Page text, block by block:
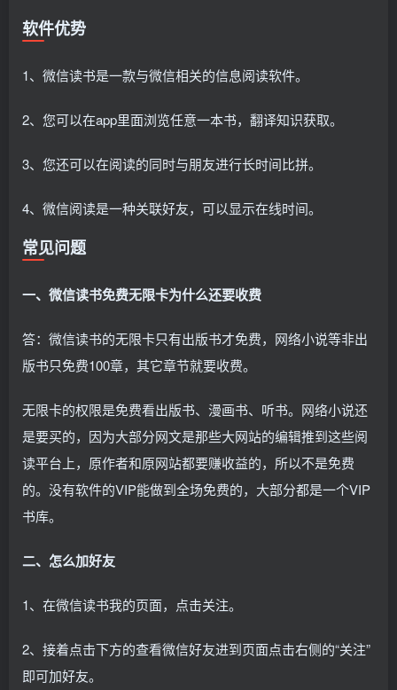
软件优势
1、微信读书是一款与微信相关的信息阅读软件。
2、您可以在app里面浏览任意一本书，翻译知识获取。
3、您还可以在阅读的同时与朋友进行长时间比拼。
4、微信阅读是一种关联好友，可以显示在线时间。
常见问题
一、微信读书免费无限卡为什么还要收费
答：微信读书的无限卡只有出版书才免费，网络小说等非出
版书只免费100章，其它章节就要收费。
无限卡的权限是免费看出版书、漫画书、听书。网络小说还
是要买的，因为大部分网文是那些大网站的编辑推到这些阅
读平台上，原作者和原网站都要赚收益的，所以不是免费
的。没有软件的VIP能做到全场免费的，大部分都是一个VIP
书库。
二、怎么加好友
1、在微信读书我的页面，点击关注。
2、接着点击下方的查看微信好友进到页面点击右侧的“关注”
即可加好友。